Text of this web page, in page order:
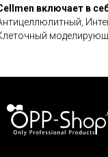
включает в